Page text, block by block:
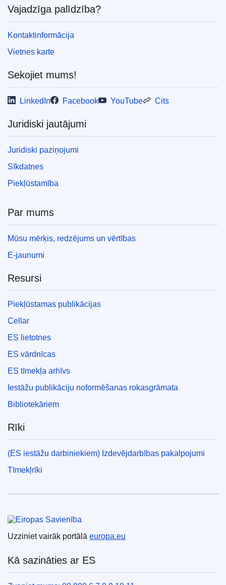
Vajadzīga palīdzība?
Kontaktinformācija
Vietnes karte
Sekojiet mums!
LinkedIn Facebook YouTube Cits
Juridiski jautājumi
Juridiski paziņojumi
Sīkdatnes
Piekļūstamība
Par mums
Mūsu mērķis, redzējums un vērtības
E-jaunumi
Resursi
Piekļūstamas publikācijas
Cellar
ES lietotnes
ES vārdnīcas
ES tīmekļa arhīvs
Iestāžu publikāciju noformēšanas rokasgrāmata
Bibliotekāriem
Rīki
(ES iestāžu darbiniekiem) Izdevējdarbības pakalpojumi
Tīmekļrīki
Uzziniet vairāk portālā europa.eu
Kā sazināties ar ES